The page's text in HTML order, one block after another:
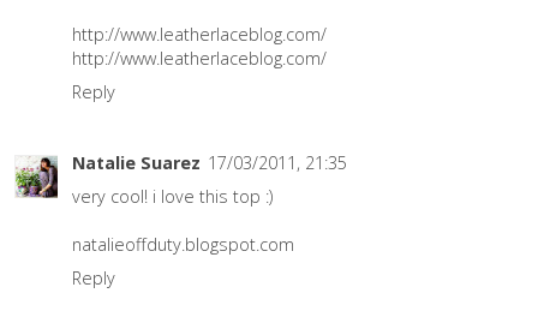
http://www.leatherlaceblog.com/
http://www.leatherlaceblog.com/
Reply
Natalie Suarez 17/03/2011, 21:35
very cool! i love this top :)
natalieoffduty.blogspot.com
Reply